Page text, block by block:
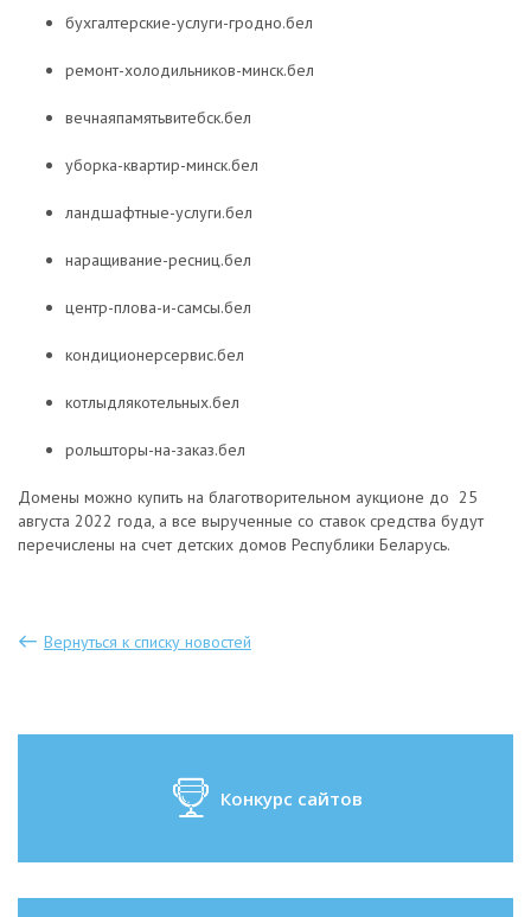
бухгалтерские-услуги-гродно.бел
ремонт-холодильников-минск.бел
вечнаяпамятьвитебск.бел
уборка-квартир-минск.бел
ландшафтные-услуги.бел
наращивание-ресниц.бел
центр-плова-и-самсы.бел
кондиционерсервис.бел
котлыдлякотельных.бел
рольшторы-на-заказ.бел
Домены можно купить на благотворительном аукционе до 25
августа 2022 года, а все вырученные со ставок средства будут
перечислены на счет детских домов Республики Беларусь.
Вернуться к списку новостей
Конкурс сайтов